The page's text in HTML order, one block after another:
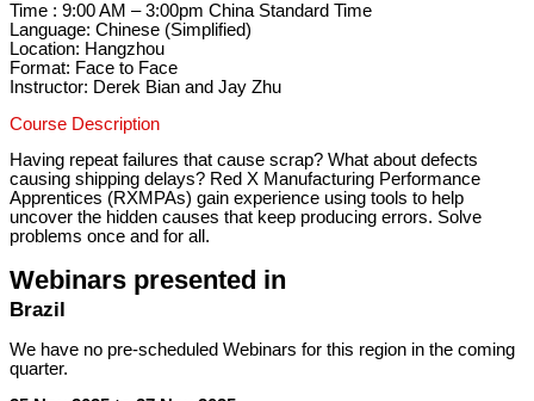
Time : 9:00 AM – 3:00pm China Standard Time
Language: Chinese (Simplified)
Location: Hangzhou
Format: Face to Face
Instructor: Derek Bian and Jay Zhu
Course Description
Having repeat failures that cause scrap? What about defects
causing shipping delays? Red X Manufacturing Performance
Apprentices (RXMPAs) gain experience using tools to help
uncover the hidden causes that keep producing errors. Solve
problems once and for all.
Webinars presented in
Brazil
We have no pre-scheduled Webinars for this region in the coming
quarter.